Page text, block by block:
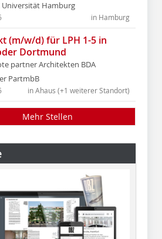
Universität Hamburg
in Hamburg
(m/w/d) für LPH 1-5 in
Dortmund
partner Architekten BDA
PartmbB
in Ahaus (+1 weiterer Standort)
Mehr Stellen